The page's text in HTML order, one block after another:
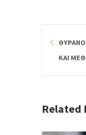
ΚΑΙ
Related